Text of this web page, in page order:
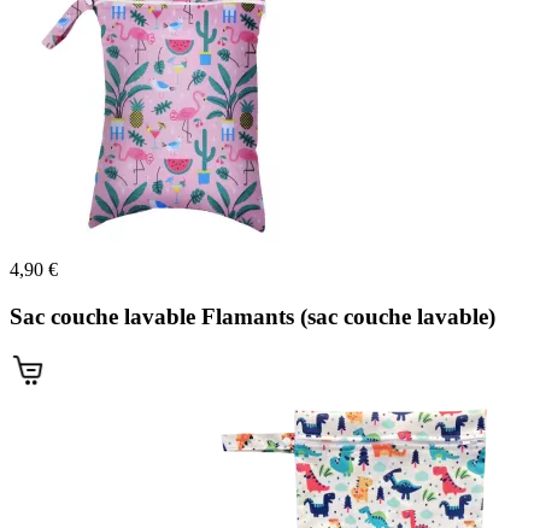
4,90 €
Sac couche lavable Flamants (sac couche lavable)